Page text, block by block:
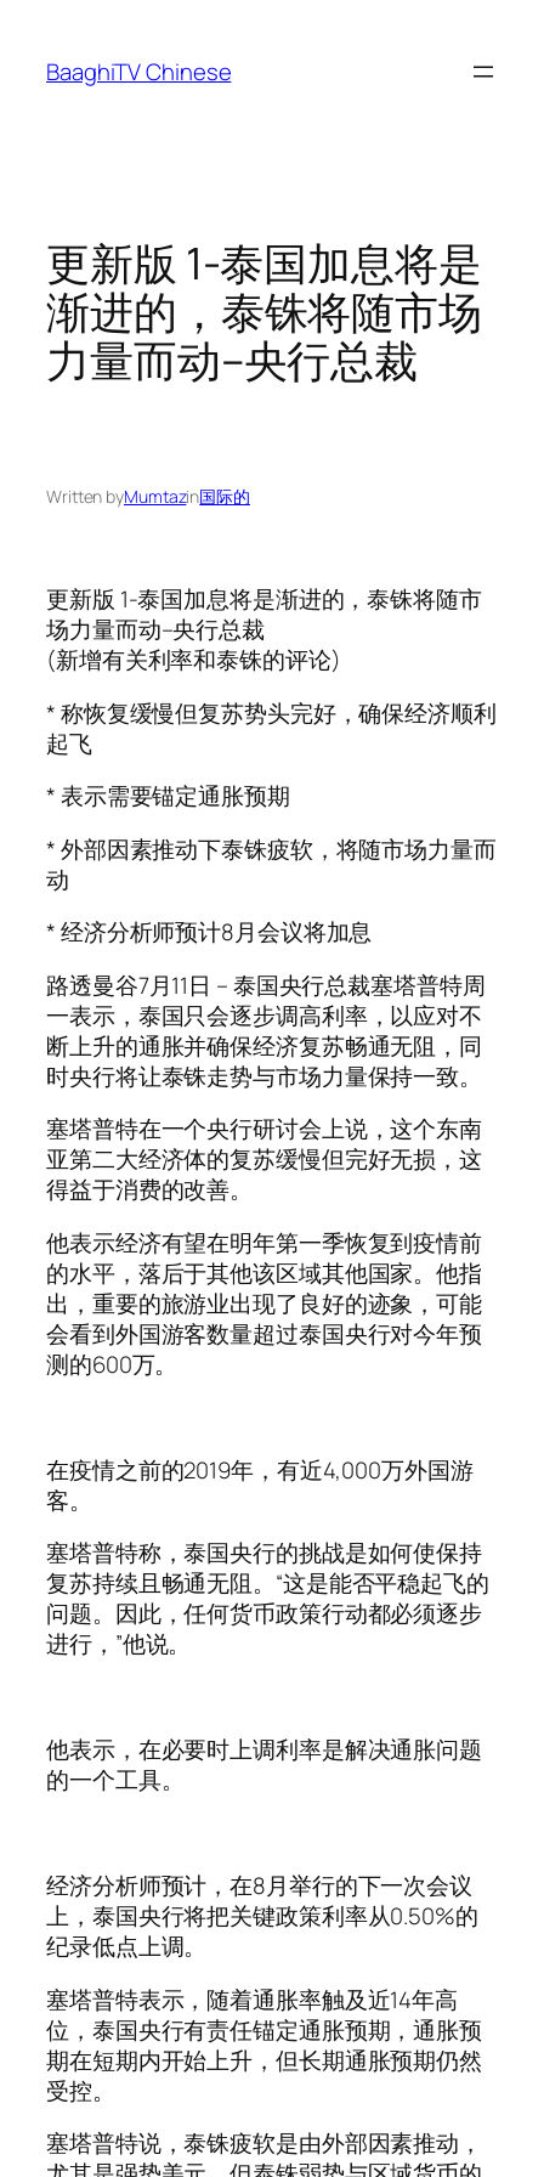
content
BaaghiTV Chinese
更新版 1-泰国加息将是
渐进的，泰铢将随市场
力量而动–央行总裁
Written byMumtazin国际的
更新版 1-泰国加息将是渐进的，泰铢将随市
场力量而动–央行总裁
(新增有关利率和泰铢的评论)
* 称恢复缓慢但复苏势头完好，确保经济顺利
起飞
* 表示需要锚定通胀预期
* 外部因素推动下泰铢疲软，将随市场力量而
动
* 经济分析师预计8月会议将加息
路透曼谷7月11日 – 泰国央行总裁塞塔普特周
一表示，泰国只会逐步调高利率，以应对不
断上升的通胀并确保经济复苏畅通无阻，同
时央行将让泰铢走势与市场力量保持一致。
塞塔普特在一个央行研讨会上说，这个东南
亚第二大经济体的复苏缓慢但完好无损，这
得益于消费的改善。
他表示经济有望在明年第一季恢复到疫情前
的水平，落后于其他该区域其他国家。他指
出，重要的旅游业出现了良好的迹象，可能
会看到外国游客数量超过泰国央行对今年预
测的600万。
在疫情之前的2019年，有近4,000万外国游
客。
塞塔普特称，泰国央行的挑战是如何使保持
复苏持续且畅通无阻。“这是能否平稳起飞的
问题。因此，任何货币政策行动都必须逐步
进行，”他说。
他表示，在必要时上调利率是解决通胀问题
的一个工具。
经济分析师预计，在8月举行的下一次会议
上，泰国央行将把关键政策利率从0.50%的
纪录低点上调。
塞塔普特表示，随着通胀率触及近14年高
位，泰国央行有责任锚定通胀预期，通胀预
期在短期内开始上升，但长期通胀预期仍然
受控。
塞塔普特说，泰铢疲软是由外部因素推动，